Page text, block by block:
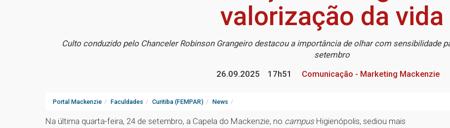
valorização da vida
Culto conduzido pelo Chanceler Robinson Grangeiro destacou a importância de olhar com sensibilidade
setembro
26.09.2025
17h51 Comunicação - Marketing Mackenzie
Portal Mackenzie Faculdades Curitiba (FEMPAR) News
Na última quarta-feira, 24 de setembro, a Capela do Mackenzie, no campus Higienópolis, sediou mais